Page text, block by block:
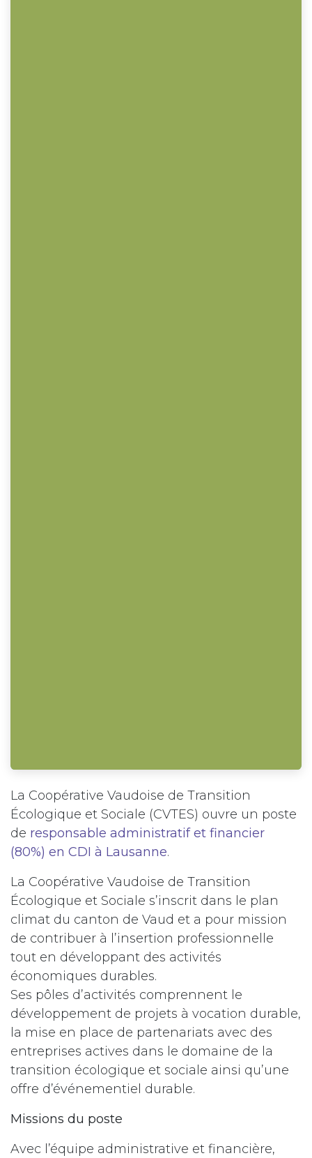
La Coopérative Vaudoise de Transition
Écologique et Sociale (CVTES) ouvre un poste
de responsable administratif et financier
(80%) en CDI à Lausanne.
La Coopérative Vaudoise de Transition
Écologique et Sociale s’inscrit dans le plan
climat du canton de Vaud et a pour mission
de contribuer à l’insertion professionnelle
tout en développant des activités
économiques durables.
Ses pôles d’activités comprennent le
développement de projets à vocation durable,
la mise en place de partenariats avec des
entreprises actives dans le domaine de la
transition écologique et sociale ainsi qu’une
offre d’événementiel durable.
Missions du poste
Avec l’équipe administrative et financière,